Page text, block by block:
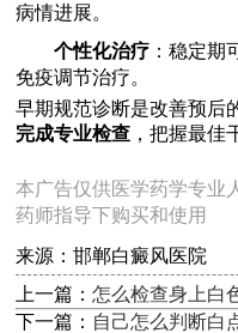
病情进展。
个性化治疗 ：稳定期
免疫调节治疗。
早期规范诊断是改善预后
完成专业检查 ，把握最佳
本广告仅供医学药学专业
药师指导下购买和使用
来源：邯郸白癜风医院
上一篇：怎么检查身上白
下一篇： 自己怎么判断白